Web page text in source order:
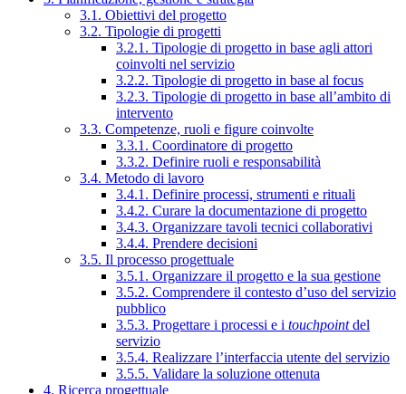
3.1. Obiettivi del progetto
3.2. Tipologie di progetti
3.2.1. Tipologie di progetto in base agli attori
coinvolti nel servizio
3.2.2. Tipologie di progetto in base al focus
3.2.3. Tipologie di progetto in base all’ambito di
intervento
3.3. Competenze, ruoli e figure coinvolte
3.3.1. Coordinatore di progetto
3.3.2. Definire ruoli e responsabilità
3.4. Metodo di lavoro
3.4.1. Definire processi, strumenti e rituali
3.4.2. Curare la documentazione di progetto
3.4.3. Organizzare tavoli tecnici collaborativi
3.4.4. Prendere decisioni
3.5. Il processo progettuale
3.5.1. Organizzare il progetto e la sua gestione
3.5.2. Comprendere il contesto d’uso del servizio
pubblico
3.5.3. Progettare i processi e i touchpointdel
servizio
3.5.4. Realizzare l’interfaccia utente del servizio
3.5.5. Validare la soluzione ottenuta
4. Ricerca progettuale